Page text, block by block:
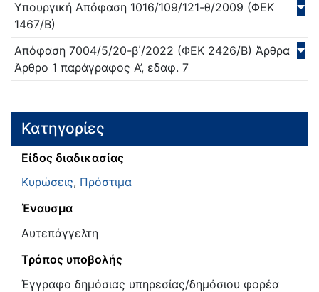
Υπουργική Απόφαση 1016/109/121-θ/2009 (ΦΕΚ
1467/Β)
Απόφαση 7004/5/20-β΄/2022 (ΦΕΚ 2426/Β) Άρθρα
Άρθρο 1 παράγραφος Α’, εδαφ. 7
Κατηγορίες
Είδος διαδικασίας
Κυρώσεις, Πρόστιμα
Έναυσμα
Αυτεπάγγελτη
Τρόπος υποβολής
Έγγραφο δημόσιας υπηρεσίας/δημόσιου φορέα